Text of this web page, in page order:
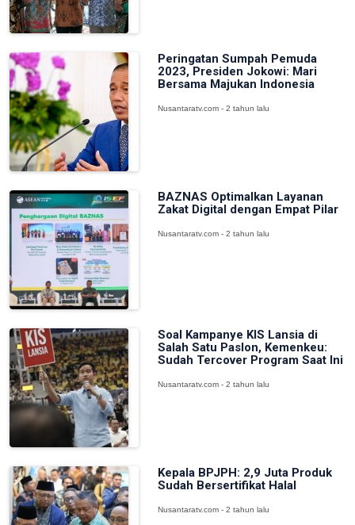
Peringatan Sumpah Pemuda
2023, Presiden Jokowi: Mari
Bersama Majukan Indonesia
Nusantaratv.com - 2 tahun lalu
BAZNAS Optimalkan Layanan
Zakat Digital dengan Empat Pilar
Nusantaratv.com - 2 tahun lalu
Soal Kampanye KIS Lansia di
Salah Satu Paslon, Kemenkeu:
Sudah Tercover Program Saat Ini
Nusantaratv.com - 2 tahun lalu
Kepala BPJPH: 2,9 Juta Produk
Sudah Bersertifikat Halal
Nusantaratv.com - 2 tahun lalu